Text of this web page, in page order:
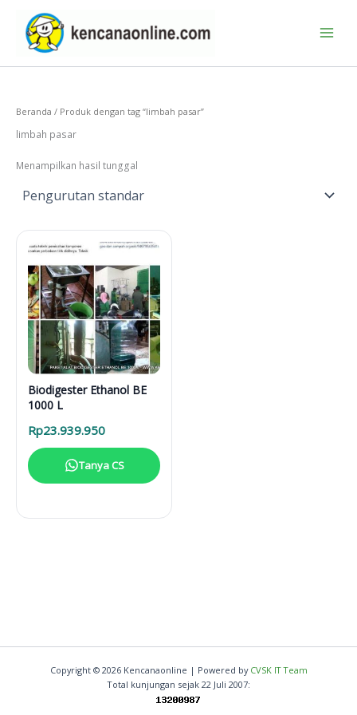
konten
Beranda / Produk dengan tag “limbah pasar”
limbah pasar
Menampilkan hasil tunggal
Biodigester Ethanol BE
1000 L
Rp23.939.950
Tanya CS
Copyright © 2026 Kencanaonline | Powered by CVSK IT Team
Total kunjungan sejak 22 Juli 2007: